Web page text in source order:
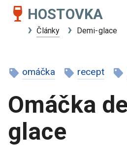
HOSTOVKA
Články Demi-glace
omáčka recept
Omáčka
glace